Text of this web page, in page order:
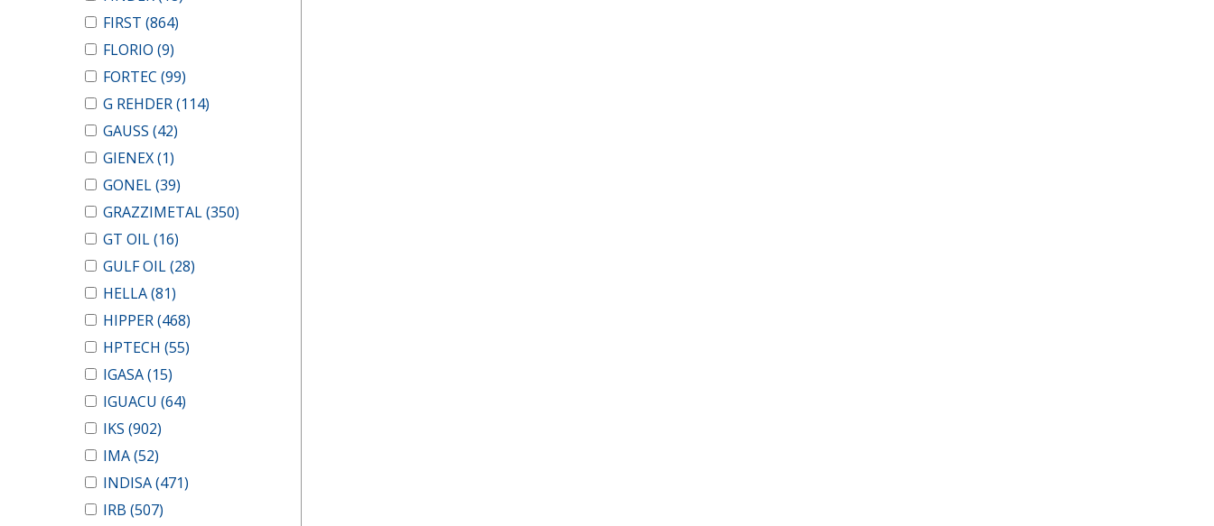
FIRST (864)
FLORIO (9)
FORTEC (99)
G REHDER(114)
GAUSS (42)
GIENEX(1)
GONEL(39)
GRAZZIMETAL(350)
GT OIL(16)
GULF OIL(28)
HELLA(81)
HIPPER(468)
HPTECH (55)
IGASA(15)
IGUACU (64)
IKS (902)
IMA(52)
INDISA(471)
IRB (507)